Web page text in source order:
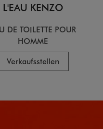
L'EAU KENZO
DE TOILETTE POUR
HOMME
Verkaufsstellen